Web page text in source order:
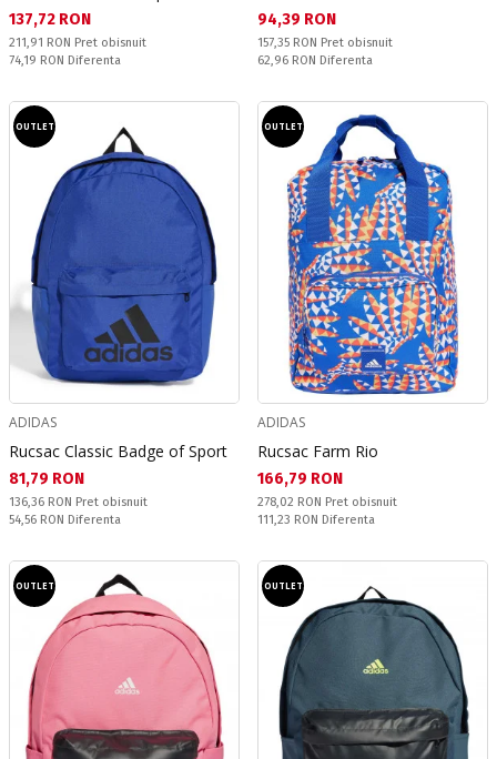
Текуща цена:
137,72 RON
Pret obisnuit:
211,91 RON Pret obisnuit
Спестявате:
74,19 RON Diferenta
Текуща цена:
94,39 RON
Pret obisnuit:
157,35 RON Pret obisnuit
Спестявате:
62,96 RON Diferenta
OUTLET
ADIDAS
Rucsac Classic Badge of Sport
Текуща цена:
81,79 RON
Pret obisnuit:
136,36 RON Pret obisnuit
Спестявате:
54,56 RON Diferenta
OUTLET
ADIDAS
Rucsac Farm Rio
Текуща цена:
166,79 RON
Pret obisnuit:
278,02 RON Pret obisnuit
Спестявате:
111,23 RON Diferenta
OUTLET OUTLET